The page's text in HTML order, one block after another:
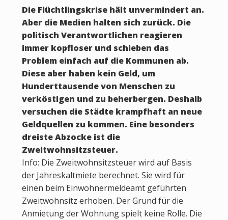
Die Flüchtlingskrise hält unvermindert an.
Aber die Medien halten sich zurück. Die
politisch Verantwortlichen reagieren
immer kopfloser und schieben das
Problem einfach auf die Kommunen ab.
Diese aber haben kein Geld, um
Hunderttausende von Menschen zu
verköstigen und zu beherbergen. Deshalb
versuchen die Städte krampfhaft an neue
Geldquellen zu kommen. Eine besonders
dreiste Abzocke ist die
Zweitwohnsitzsteuer.
Info: Die Zweitwohnsitzsteuer wird auf Basis
der Jahreskaltmiete berechnet. Sie wird für
einen beim Einwohnermeldeamt geführten
Zweitwohnsitz erhoben. Der Grund für die
Anmietung der Wohnung spielt keine Rolle. Die